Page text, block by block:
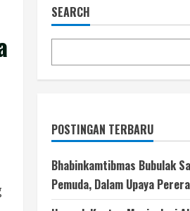
SEARCH
POSTINGAN TERBARU
Bhabinkamtibmas Bubulak
Pemuda, Dalam Upaya